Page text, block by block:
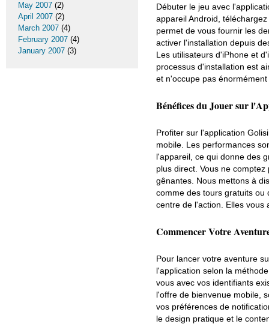
Débuter le jeu avec
appareil Android,
permet de vous fournir les
activer l'installation depuis
Les utilisateurs d'iPhone et
processus d'installation est
et n'occupe pas
Bénéfices du Jouer sur
Profiter sur l'application
mobile. Les performances
l'appareil, ce qui donne des
plus direct. Vous ne
gênantes. Nous mettons à
comme des tours gratuits ou
centre de l'action. Elles vous
Commencer Votre
Pour lancer votre aventure
l'application selon la
vous avec vos identifiants
l'offre de bienvenue mobile,
vos préférences de
le design pratique et le
May 2007 (2)
April 2007 (2)
March 2007 (4)
February 2007 (4)
January 2007 (3)